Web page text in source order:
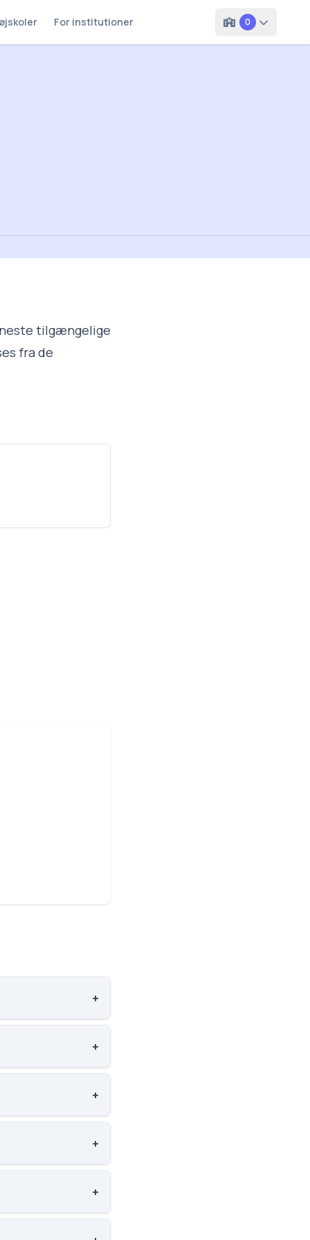
For institutioner 0
tilgængelige
fra de
+
+
+
+
+